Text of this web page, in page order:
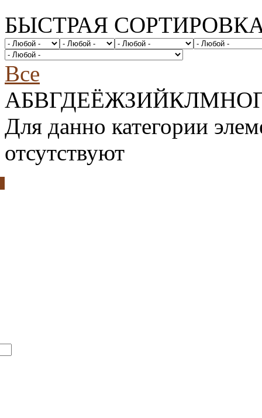
БЫСТРАЯ
Все
АБВГДЕЁЖЗИЙКЛМНО
Для данно категории
отсутствуют